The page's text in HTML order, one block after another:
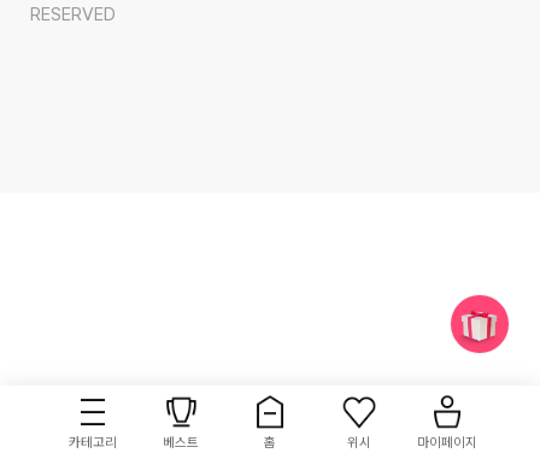
카테고리 베스트 홈 위시 마이페이지
RESERVED